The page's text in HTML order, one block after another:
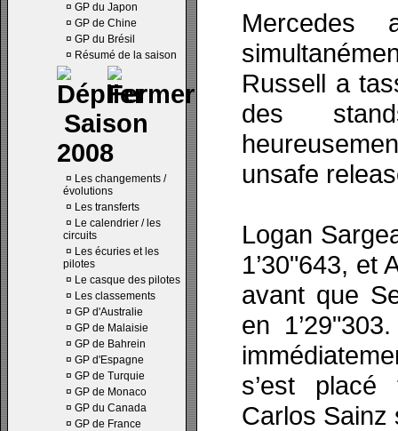
¤ GP du Japon
¤ GP de Chine
¤ GP du Brésil
¤ Résumé de la saison
Saison
2008
¤ Les changements /
évolutions
¤ Les transferts
¤ Le calendrier / les
circuits
¤ Les écuries et les
pilotes
¤ Le casque des pilotes
¤ Les classements
¤ GP d'Australie
¤ GP de Malaisie
¤ GP de Bahrein
¤ GP d'Espagne
¤ GP de Turquie
¤ GP de Monaco
¤ GP du Canada
¤ GP de France
Russell a
des
unsafe
Logan
1’30"643, et
avant que
en
s’est
Carlos Sainz